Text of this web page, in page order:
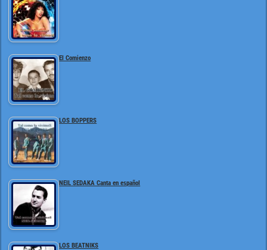
El Comienzo
LOS BOPPERS
NEIL SEDAKA Canta en español
LOS BEATNIKS